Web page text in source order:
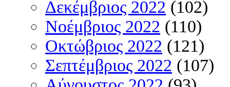
Δεκέμβριος 2022 (102)
Νοέμβριος 2022 (110)
Οκτώβριος 2022 (121)
Σεπτέμβριος 2022 (107)